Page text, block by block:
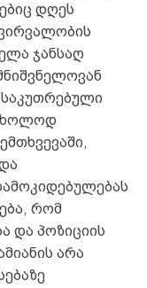
დღეს
ჯანსაღ
რომ
და პოზიციის
არა